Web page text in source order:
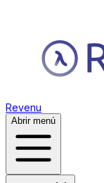
Revenu
Abrir menú